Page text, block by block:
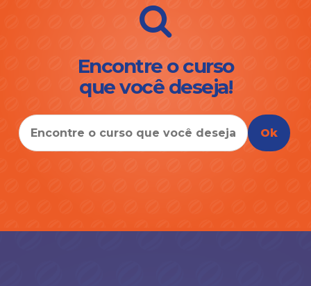
Encontre o curso
que você deseja!
Ok